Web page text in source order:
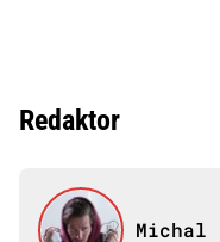
Redaktor
Michal